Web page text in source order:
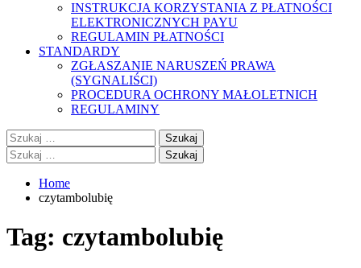
INSTRUKCJA KORZYSTANIA Z PŁATNOŚCI
ELEKTRONICZNYCH PAYU
REGULAMIN PŁATNOŚCI
STANDARDY
ZGŁASZANIE NARUSZEŃ PRAWA
(SYGNALIŚCI)
PROCEDURA OCHRONY MAŁOLETNICH
REGULAMINY
Szukaj:
Szukaj:
Home
czytambolubię
Tag: czytambolubię